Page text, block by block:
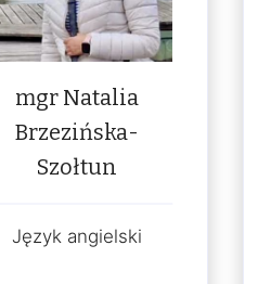
mgr Natalia
Brzezińska-
Szołtun
Język angielski